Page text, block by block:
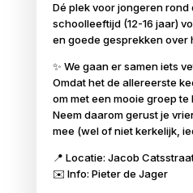
Dé plek voor jongeren rond
schoolleeftijd (12-16 jaar)
en goede gesprekken over
✨ We gaan er samen iets
Omdat het de allereerste
om met een mooie groep te
Neem daarom gerust je
mee (wel of niet kerkelijk,
📍 Locatie: Jacob
✉️ Info: Pieter de Jager